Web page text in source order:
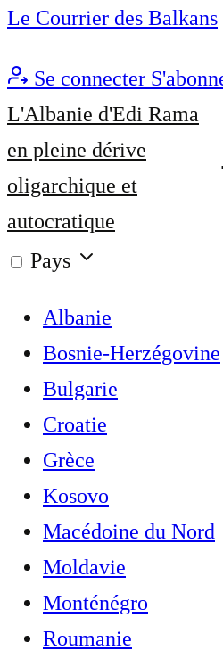
Le Courrier des Balkans
Se connecter
L'Albanie d'Edi Rama
en pleine dérive
oligarchique et
autocratique
Pays
Albanie
Bosnie-Herzégovine
Bulgarie
Croatie
Grèce
Kosovo
Macédoine du Nord
Moldavie
Monténégro
Roumanie